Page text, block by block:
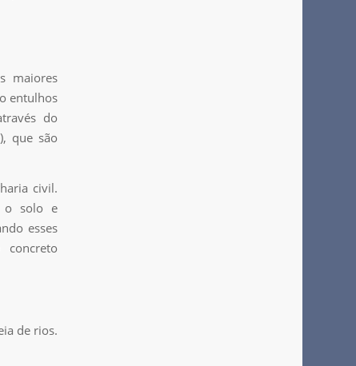
maiores
entulhos
do
que são
civil.
o solo e
esses
de rios.